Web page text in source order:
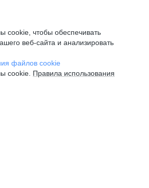
cookie, чтобы обеспечивать
веб-сайта и анализировать
файлов cookie
cookie. Правила использования